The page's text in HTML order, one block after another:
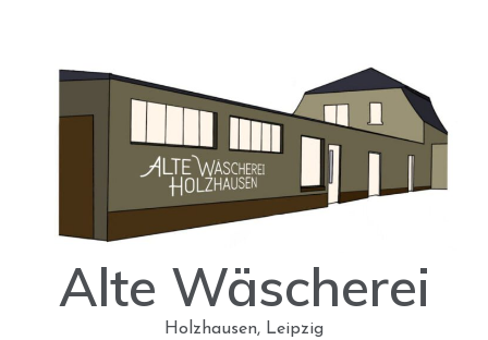
Alte Wäscherei
Holzhausen, Leipzig